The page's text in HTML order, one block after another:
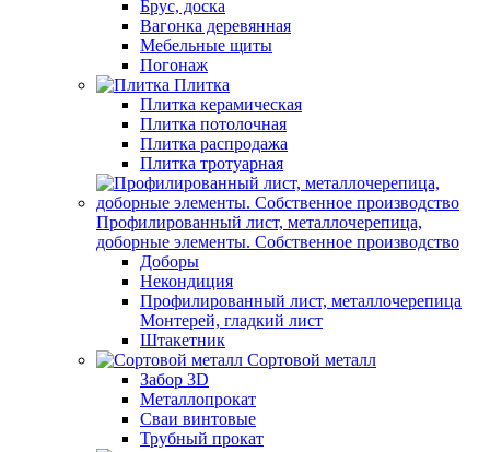
Брус, доска
Вагонка деревянная
Мебельные щиты
Погонаж
Плитка
Плитка керамическая
Плитка потолочная
Плитка распродажа
Плитка тротуарная
Профилированный лист, металлочерепица,
доборные элементы. Собственное производство
Доборы
Некондиция
Профилированный лист, металлочерепица
Монтерей, гладкий лист
Штакетник
Сортовой металл
Забор 3D
Металлопрокат
Сваи винтовые
Трубный прокат